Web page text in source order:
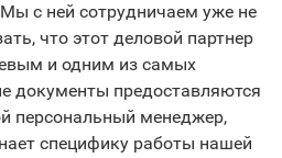
с ней сотрудничаем уже не
что этот деловой партнер
и одним из самых
документы предоставляются
персональный менеджер,
специфику работы нашей